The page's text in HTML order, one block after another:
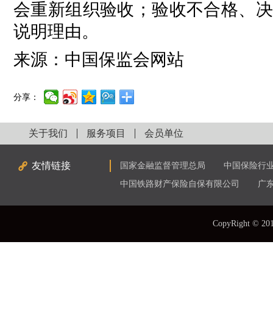
会重新组织验收；验收不合格、
说明理由。
来源：中国保监会网站
分享：
关于我们 服务项目 会员单位
友情链接 国家金融监督管理总局
中国保险行
中国铁路财产保险自保有限公司
广
CopyRight ©